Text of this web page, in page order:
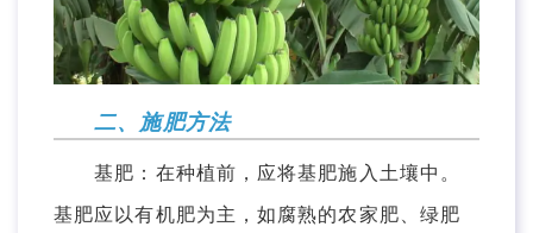
二、施肥方法
基肥：在种植前，应将基肥施入土壤中。
基肥应以有机肥为主，如腐熟的农家肥、绿肥